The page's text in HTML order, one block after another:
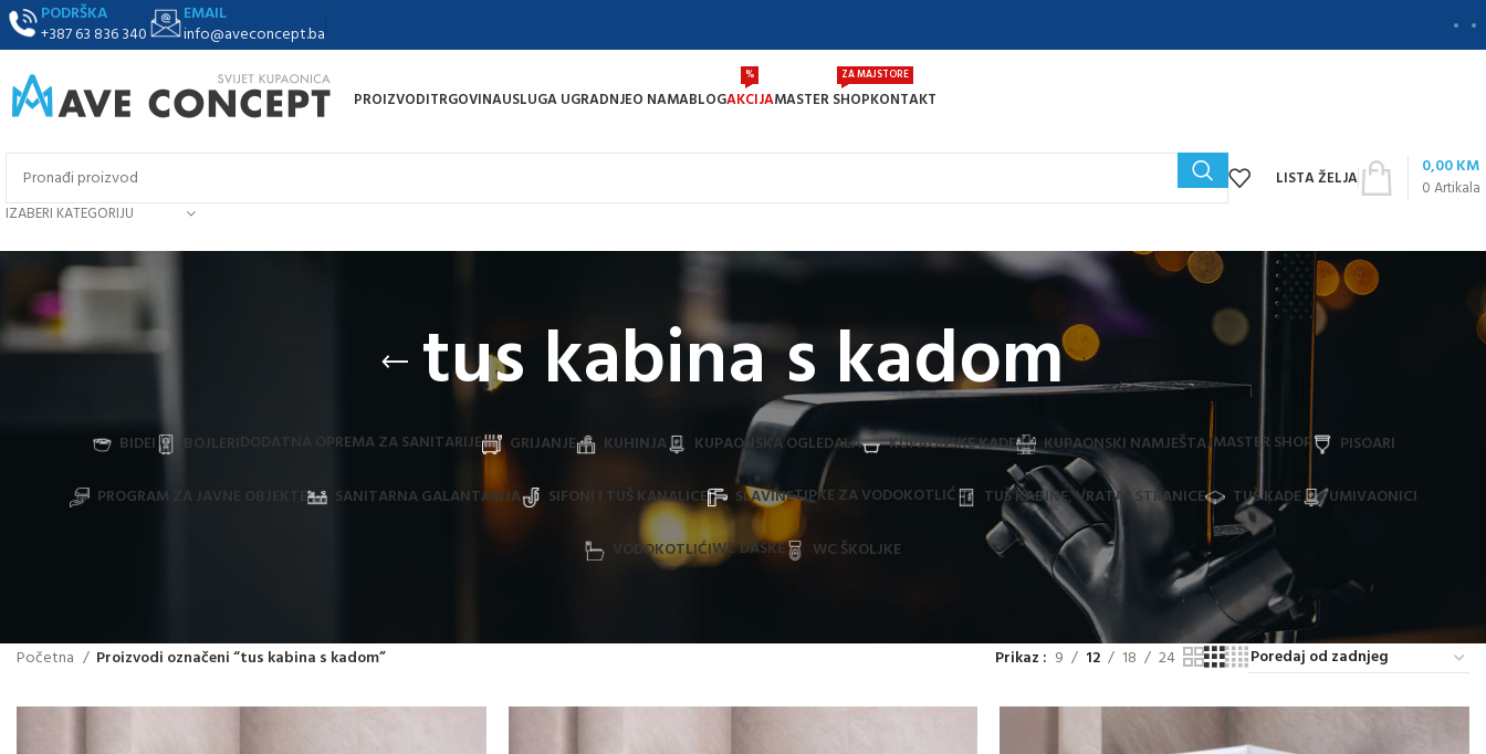
PODRŠKA
+387 63 836 340
EMAIL
info@aveconcept.ba
PROIZVODITRGOVINAUSLUGA UGRADNJEO NAMABLOGAKCIJA
%
MASTER SHOP
ZA MAJSTORE
KONTAKT
IZABERI KATEGORIJU
LISTA ŽELJA 0Artikala
0,00KM
tus kabina s kadom
BIDEI BOJLERIDODATNA OPREMA ZA SANITARIJE GRIJANJE KUHINJA KUPAONSKA OGLEDALA KUPAONSKE KADE KUPAONSKI NAMJEŠTAJMASTER SHOP PISOARI
PROGRAM ZA JAVNE OBJEKTE SANITARNA GALANTARIJA SIFONI I TUŠ KANALICE SLAVINETIPKE ZA VODOKOTLIĆ TUŠ KABINE, VRATA I STRANICE TUŠ KADE UMIVAONICI
VODOKOTLIĆIWC DASKE WC ŠKOLJKE
Početna Proizvodi označeni “tus kabina s kadom” Prikaz 9 12 18 24